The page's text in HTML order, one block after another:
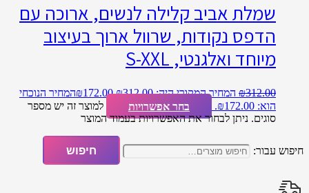
שמלת אביב קלילה לנשים, ארוכה עם
הדפס נקודות, שרוול ארוך בעיצוב
מיוחד ואלגנטי, S-XXL
₪312.00 המחיר המקורי היה: ₪312.00. ₪172.00
המחיר הנוכחי
הוא: ₪172.00.
בחר אפשרויות
למוצר זה יש מספר
סוגים. ניתן לבחור את האפשרויות בעמוד המוצר
חיפוש עבור: חיפוש